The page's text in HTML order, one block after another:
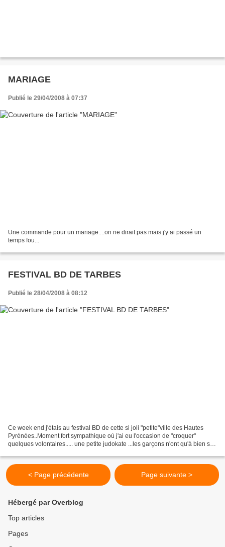
MARIAGE
Publié le 29/04/2008 à 07:37
Une commande pour un mariage....on ne dirait pas mais j'y ai passé un
temps fou...
FESTIVAL BD DE TARBES
Publié le 28/04/2008 à 08:12
Ce week end j'étais au festival BD de cette si joli "petite"ville des Hautes
Pyrénées..Moment fort sympathique où j'ai eu l'occasion de "croquer"
quelques volontaires..... une petite judokate ...les garçons n'ont qu'à bien se
< Page précédente Page suivante >
Hébergé par Overblog
Top articles
Pages